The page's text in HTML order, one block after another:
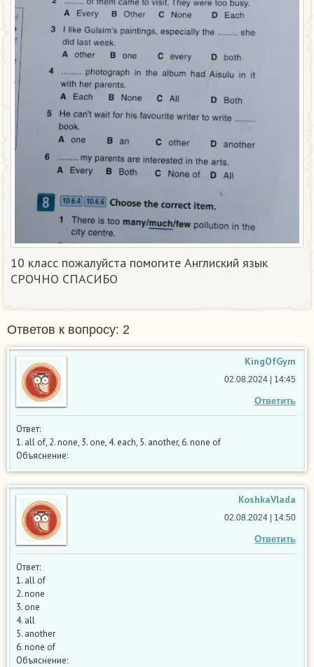
10 класс пожалуйста помогите Англиский язык
СРОЧНО СПАСИБО
Ответов к вопросу: 2
KingOfGym
Ответить
02.08.2024 | 14:45
Ответ:
1. all of, 2. none, 3. one, 4. each, 5. another, 6. none of
Объяснение:
KoshkaVlada
Ответить
02.08.2024 | 14:50
Ответ:
1. all of
2. none
3. one
4. all
5. another
6. none of
Объяснение: